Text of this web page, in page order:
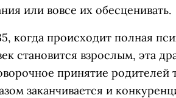
или вовсе их обесценивать.
когда происходит полная
становится взрослым, эта
принятие
заканчивается и